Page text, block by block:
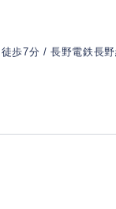
歩7分 / 長野電鉄長